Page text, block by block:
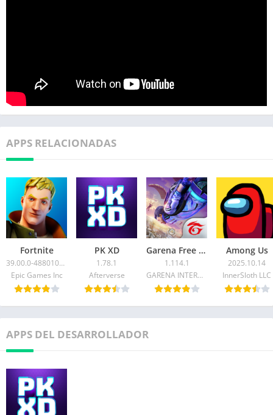
APPS RELACIONADAS
Fortnite
39.00.0-48801071-Android
Epic Games Inc
PK XD
1.78.1
Afterverse
Garena Free Fire
1.114.1
GARENA INTERNATIONAL I PRIVATE LIMITED
Among Us
2025.10.14
InnerSloth LLC
APPS DEL DESARROLLADOR